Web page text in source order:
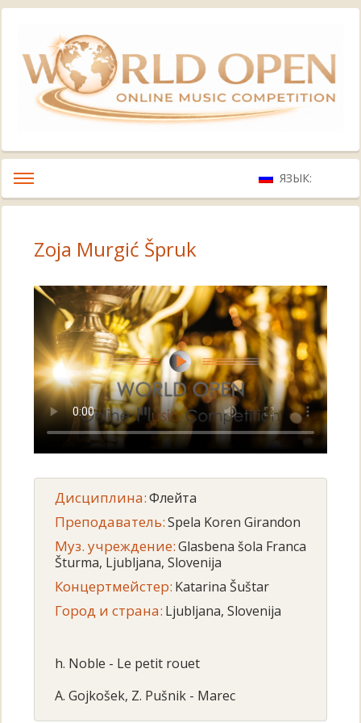
ЯЗЫК:
Zoja Murgić Špruk
Дисциплина:Флейта
Преподаватель:Spela Koren Girandon
Муз. учреждение:Glasbena šola Franca
Šturma, Ljubljana, Slovenija
Концертмейстер: Katarina Šuštar
Город и страна: Ljubljana, Slovenija
h. Noble - Le petit rouet
A. Gojkošek, Z. Pušnik - Marec